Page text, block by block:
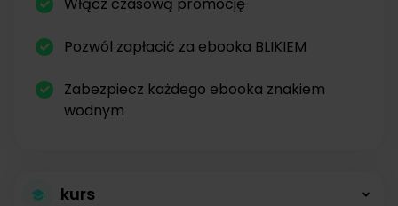
Pozwól zapłacić za ebooka BLIKIEM
Zabezpiecz każdego ebooka znakiem
wodnym
kurs